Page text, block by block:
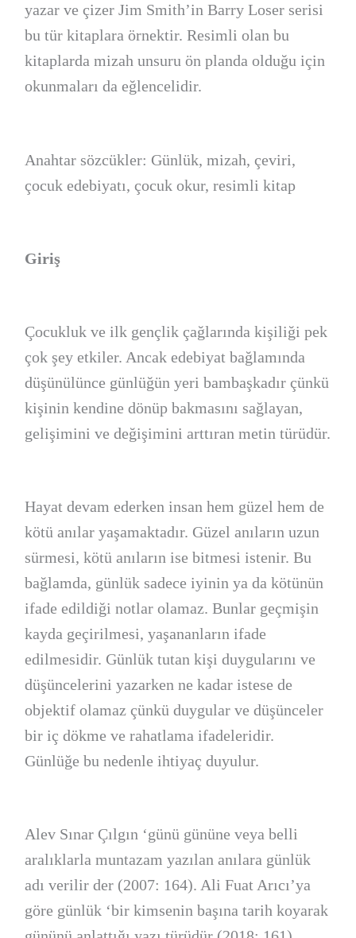
yazar ve çizer Jim Smith’in Barry Loser serisi
bu tür kitaplara örnektir. Resimli olan bu
kitaplarda mizah unsuru ön planda olduğu için
okunmaları da eğlencelidir.
Anahtar sözcükler: Günlük, mizah, çeviri,
çocuk edebiyatı, çocuk okur, resimli kitap
Giriş
Çocukluk ve ilk gençlik çağlarında kişiliği pek
çok şey etkiler. Ancak edebiyat bağlamında
düşünülünce günlüğün yeri bambaşkadır çünkü
kişinin kendine dönüp bakmasını sağlayan,
gelişimini ve değişimini arttıran metin türüdür.
Hayat devam ederken insan hem güzel hem de
kötü anılar yaşamaktadır. Güzel anıların uzun
sürmesi, kötü anıların ise bitmesi istenir. Bu
bağlamda, günlük sadece iyinin ya da kötünün
ifade edildiği notlar olamaz. Bunlar geçmişin
kayda geçirilmesi, yaşananların ifade
edilmesidir. Günlük tutan kişi duygularını ve
düşüncelerini yazarken ne kadar istese de
objektif olamaz çünkü duygular ve düşünceler
bir iç dökme ve rahatlama ifadeleridir.
Günlüğe bu nedenle ihtiyaç duyulur.
Alev Sınar Çılgın ‘günü gününe veya belli
aralıklarla muntazam yazılan anılara günlük
adı verilir der (2007: 164). Ali Fuat Arıcı’ya
göre günlük ‘bir kimsenin başına tarih koyarak